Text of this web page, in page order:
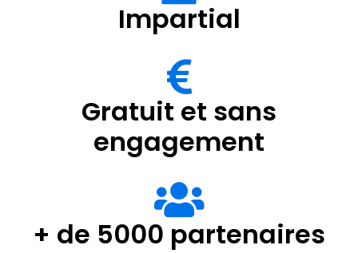
Impartial
Gratuit et sans
engagement
+ de 5000 partenaires